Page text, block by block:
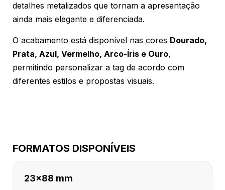
detalhes metalizados que tornam a apresentação
ainda mais elegante e diferenciada.
O acabamento está disponível nas cores Dourado,
Prata, Azul, Vermelho, Arco-Íris e Ouro,
permitindo personalizar a tag de acordo com
diferentes estilos e propostas visuais.
FORMATOS DISPONÍVEIS
23x88 mm